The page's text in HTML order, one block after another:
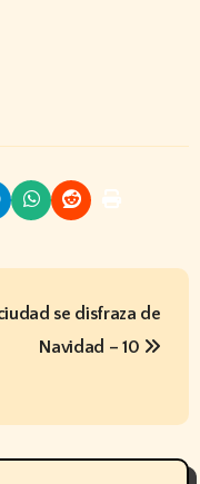
se disfraza de
Navidad – 10